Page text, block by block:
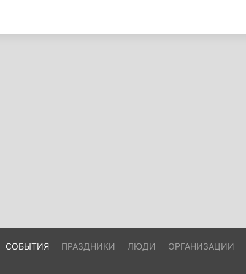
СОБЫТИЯ ПРАЗДНИКИ ЛЮДИ ОРГАНИЗАЦИИ